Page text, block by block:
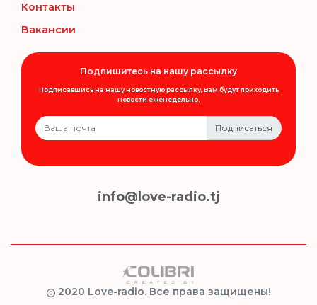
Контакты
Вакансии
Подпишитесь на нашу рассылку
Подписавшись на нашу новостную рассылку, Вам будут приходить
новости еженедельно.
Подписаться
info@love-radio.tj
2020 Love-radio. Все права защищены!